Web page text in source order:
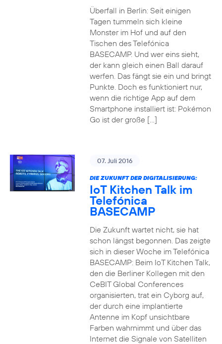
Überfall in Berlin: Seit einigen
Tagen tummeln sich kleine
Monster im Hof und auf den
Tischen des Telefónica
BASECAMP. Und wer eins sieht,
der kann gleich einen Ball darauf
werfen. Das fängt sie ein und bringt
Punkte. Doch es funktioniert nur,
wenn die richtige App auf dem
Smartphone installiert ist: Pokémon
Go ist der große […]
07. Juli 2016
DIE ZUKUNFT DER DIGITALISIERUNG:
IoT Kitchen Talk im
Telefónica
BASECAMP
Die Zukunft wartet nicht, sie hat
schon längst begonnen. Das zeigte
sich in dieser Woche im Telefónica
BASECAMP: Beim IoT Kitchen Talk,
den die Berliner Kollegen mit den
CeBIT Global Conferences
organisierten, trat ein Cyborg auf,
der durch eine implantierte
Antenne im Kopf unsichtbare
Farben wahrnimmt und über das
Internet die Signale von Satelliten